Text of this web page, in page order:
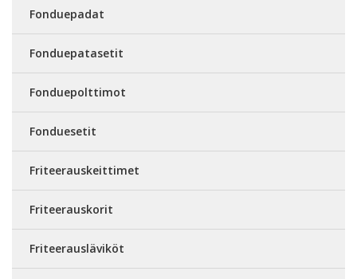
Fonduepadat
Fonduepatasetit
Fonduepolttimot
Fonduesetit
Friteerauskeittimet
Friteerauskorit
Friteerausläviköt